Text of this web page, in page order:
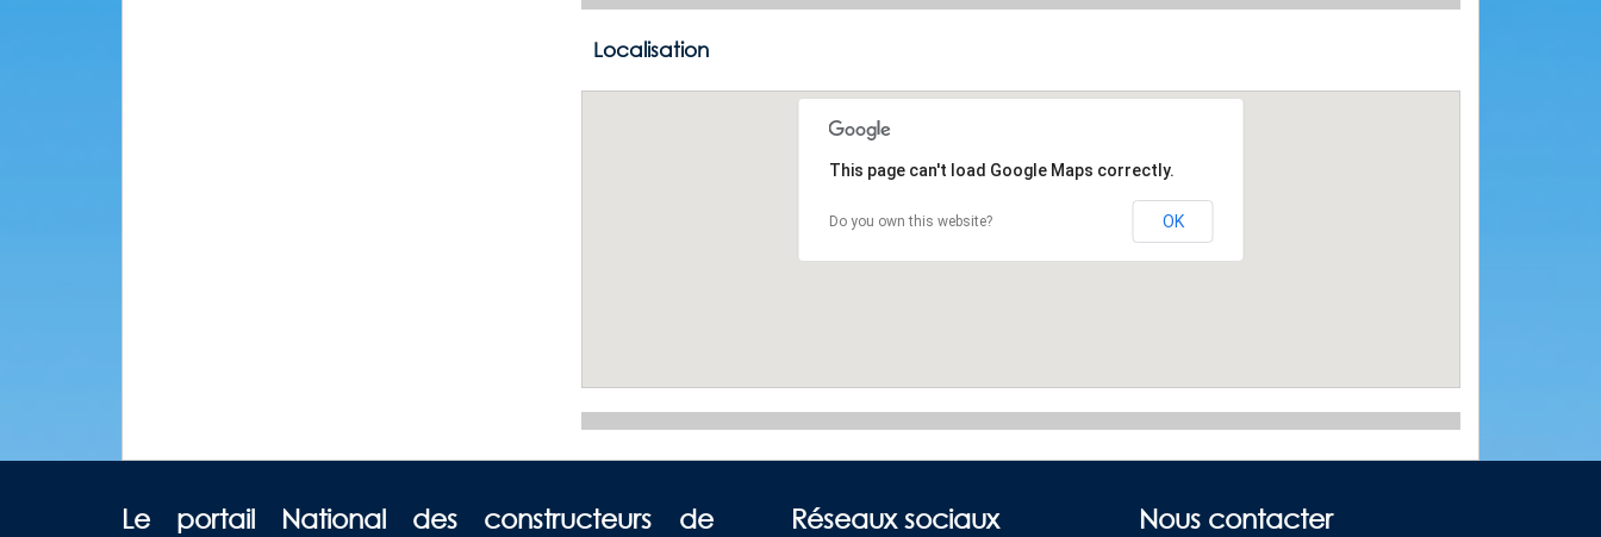
Localisation
This page can't load Google Maps correctly.
Do you own this website? OK
Le portail National des constructeurs de
Réseaux sociaux Nous contacter